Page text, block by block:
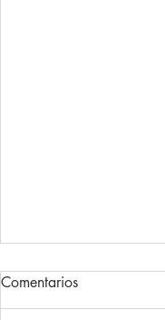
Comentarios